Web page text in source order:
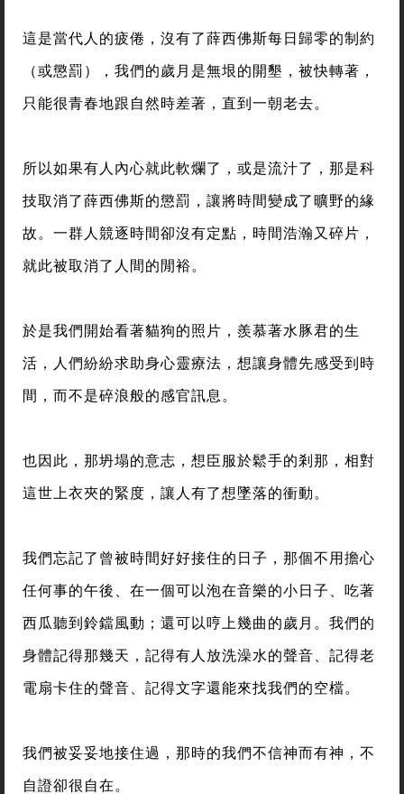
這是當代人的疲倦，沒有了薛西佛斯每日歸零的制約
（或懲罰），我們的歲月是無垠的開墾，被快轉著，
只能很青春地跟自然時差著，直到一朝老去。
所以如果有人內心就此軟爛了，或是流汁了，那是科
技取消了薛西佛斯的懲罰，讓將時間變成了曠野的緣
故。一群人競逐時間卻沒有定點，時間浩瀚又碎片，
就此被取消了人間的閒裕。
於是我們開始看著貓狗的照片，羨慕著水豚君的生
活，人們紛紛求助身心靈療法，想讓身體先感受到時
間，而不是碎浪般的感官訊息。
也因此，那坍塌的意志，想臣服於鬆手的剎那，相對
這世上衣夾的緊度，讓人有了想墜落的衝動。
我們忘記了曾被時間好好接住的日子，那個不用擔心
任何事的午後、在一個可以泡在音樂的小日子、吃著
西瓜聽到鈴鐺風動；還可以哼上幾曲的歲月。我們的
身體記得那幾天，記得有人放洗澡水的聲音、記得老
電扇卡住的聲音、記得文字還能來找我們的空檔。
我們被妥妥地接住過，那時的我們不信神而有神，不
自證卻很自在。